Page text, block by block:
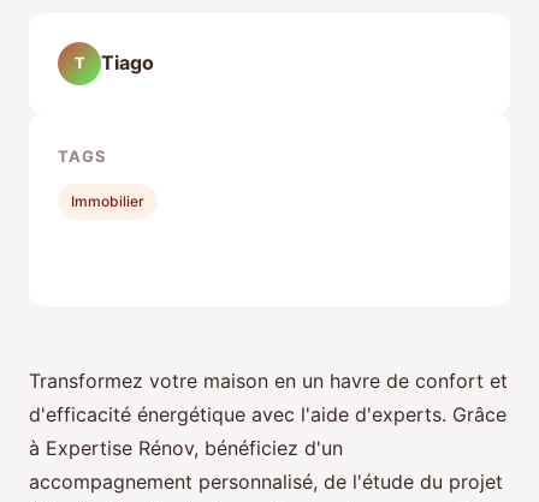
Transformez votre maison en un havre de confort et
d'efficacité énergétique avec l'aide d'experts. Grâce
à Expertise Rénov, bénéficiez d'un
accompagnement personnalisé, de l'étude du projet
T Tiago
TAGS
Immobilier